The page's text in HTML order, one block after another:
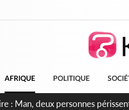
AFRIQUE POLITIQUE
: Séileu, la célébration de la